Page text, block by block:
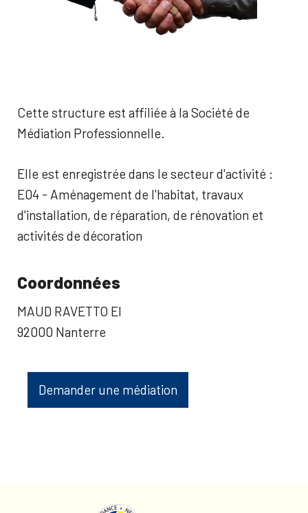
Cette structure est affiliée à la Société de
Médiation Professionnelle.
Elle est enregistrée dans le secteur d'activité :
E04 - Aménagement de l'habitat, travaux
d'installation, de réparation, de rénovation et
activités de décoration
Coordonnées
MAUD RAVETTO EI
92000 Nanterre
Demander une médiation